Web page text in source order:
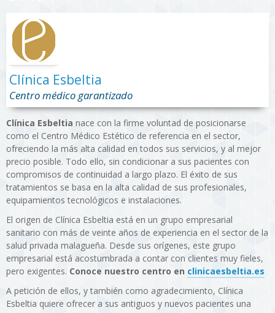
Clínica Esbeltia
Centro médico garantizado
Clínica Esbeltia nace con la firme voluntad de posicionarse
como el Centro Médico Estético de referencia en el sector,
ofreciendo la más alta calidad en todos sus servicios, y al mejor
precio posible. Todo ello, sin condicionar a sus pacientes con
compromisos de continuidad a largo plazo. El éxito de sus
tratamientos se basa en la alta calidad de sus profesionales,
equipamientos tecnológicos e instalaciones.
El origen de Clínica Esbeltia está en un grupo empresarial
sanitario con más de veinte años de experiencia en el sector de la
salud privada malagueña. Desde sus orígenes, este grupo
empresarial está acostumbrada a contar con clientes muy fieles,
pero exigentes. Conoce nuestro centro en clinicaesbeltia.es
A petición de ellos, y también como agradecimiento, Clínica
Esbeltia quiere ofrecer a sus antiguos y nuevos pacientes una